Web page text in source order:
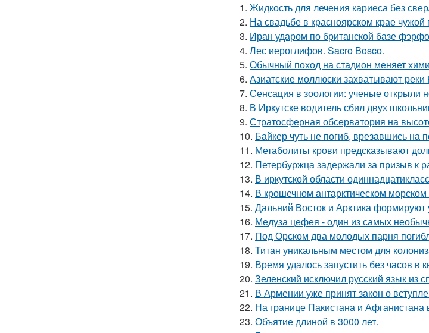
1. Жидкость для лечения кариеса без
2. На свадьбе в красноярском крае
3. Иран ударом по британской базе
4. Лес иероглифов. Sacro Bosco.
5. Обычный поход на стадион меняет
6. Азиатские моллюски захватывают реки
7. Сенсация в зоологии: ученые открыли
8. В Иркутске водитель сбил двух
9. Стратосферная обсерватория на
10. Байкер чуть не погиб, врезавшись на
11. Метаболиты крови предсказывают
12. Петербуржца задержали за призыв к
13. В иркутской области
14. В крошечном антарктическом
15. Дальний Восток и Арктика формируют
16. Медуза цефея - один из самых
17. Под Орском два молодых парня
18. Титан уникальным местом для
19. Время удалось запустить без часов в
20. Зеленский исключил русский язык из
21. В Армении уже принят закон о
22. На границе Пакистана и
23. Объятие длиной в 3000 лет.